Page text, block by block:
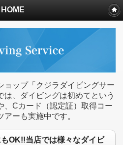
HOME
ョップ「クジラダイビングサー
は、ダイビングは初めてという
、Cカード（認定証）取得コー
ーも実施中です。
OK!!当店では様々なダイビ